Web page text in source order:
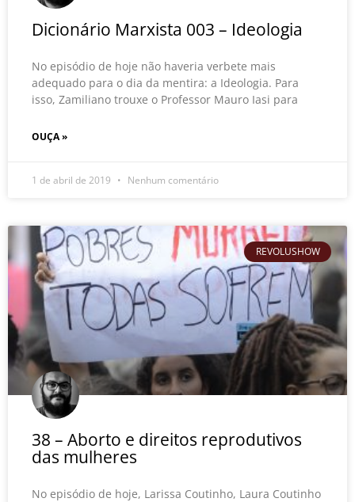
Dicionário Marxista 003 – Ideologia
No episódio de hoje não haveria verbete mais
adequado para o dia da mentira: a Ideologia. Para
isso, Zamiliano trouxe o Professor Mauro Iasi para
OUÇA »
1 de abril de 2019 Nenhum comentário
REVOLUSHOW
38 – Aborto e direitos reprodutivos
das mulheres
No episódio de hoje, Larissa Coutinho, Laura Coutinho